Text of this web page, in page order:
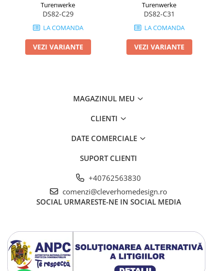
Turenwerke
DS82-C29
LA COMANDA
VEZI VARIANTE
Turenwerke
DS82-C31
LA COMANDA
VEZI VARIANTE
MAGAZINUL MEU
CLIENTI
DATE COMERCIALE
SUPORT CLIENTI
+40762563830
comenzi@cleverhomedesign.ro
SOCIAL URMARESTE-NE IN SOCIAL MEDIA